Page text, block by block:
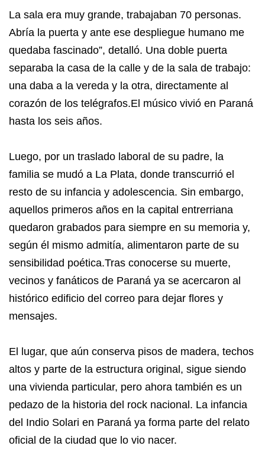
La sala era muy grande, trabajaban 70 personas.
Abría la puerta y ante ese despliegue humano me
quedaba fascinado”, detalló. Una doble puerta
separaba la casa de la calle y de la sala de trabajo:
una daba a la vereda y la otra, directamente al
corazón de los telégrafos.El músico vivió en Paraná
hasta los seis años.
Luego, por un traslado laboral de su padre, la
familia se mudó a La Plata, donde transcurrió el
resto de su infancia y adolescencia. Sin embargo,
aquellos primeros años en la capital entrerriana
quedaron grabados para siempre en su memoria y,
según él mismo admitía, alimentaron parte de su
sensibilidad poética.Tras conocerse su muerte,
vecinos y fanáticos de Paraná ya se acercaron al
histórico edificio del correo para dejar flores y
mensajes.
El lugar, que aún conserva pisos de madera, techos
altos y parte de la estructura original, sigue siendo
una vivienda particular, pero ahora también es un
pedazo de la historia del rock nacional. La infancia
del Indio Solari en Paraná ya forma parte del relato
oficial de la ciudad que lo vio nacer.